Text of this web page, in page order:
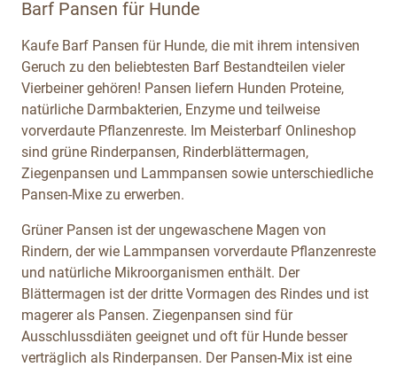
Barf Pansen für Hunde
Kaufe Barf Pansen für Hunde, die mit ihrem intensiven
Geruch zu den beliebtesten Barf Bestandteilen vieler
Vierbeiner gehören! Pansen liefern Hunden Proteine,
natürliche Darmbakterien, Enzyme und teilweise
vorverdaute Pflanzenreste. Im Meisterbarf Onlineshop
sind grüne Rinderpansen, Rinderblättermagen,
Ziegenpansen und Lammpansen sowie unterschiedliche
Pansen-Mixe zu erwerben.
Grüner Pansen ist der ungewaschene Magen von
Rindern, der wie Lammpansen vorverdaute Pflanzenreste
und natürliche Mikroorganismen enthält. Der
Blättermagen ist der dritte Vormagen des Rindes und ist
magerer als Pansen. Ziegenpansen sind für
Ausschlussdiäten geeignet und oft für Hunde besser
verträglich als Rinderpansen. Der Pansen-Mix ist eine